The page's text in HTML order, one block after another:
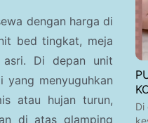
dengan harga di
bed tingkat, meja
asri. Di depan unit
yang menyuguhkan
atau hujan turun,
di atas glamping
Di